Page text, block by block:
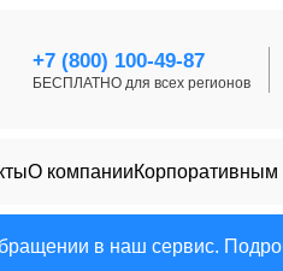
+7 (800) 100-49-87
БЕСПЛАТНО для всех регионов
О компанииКорпоративным
в наш сервис.